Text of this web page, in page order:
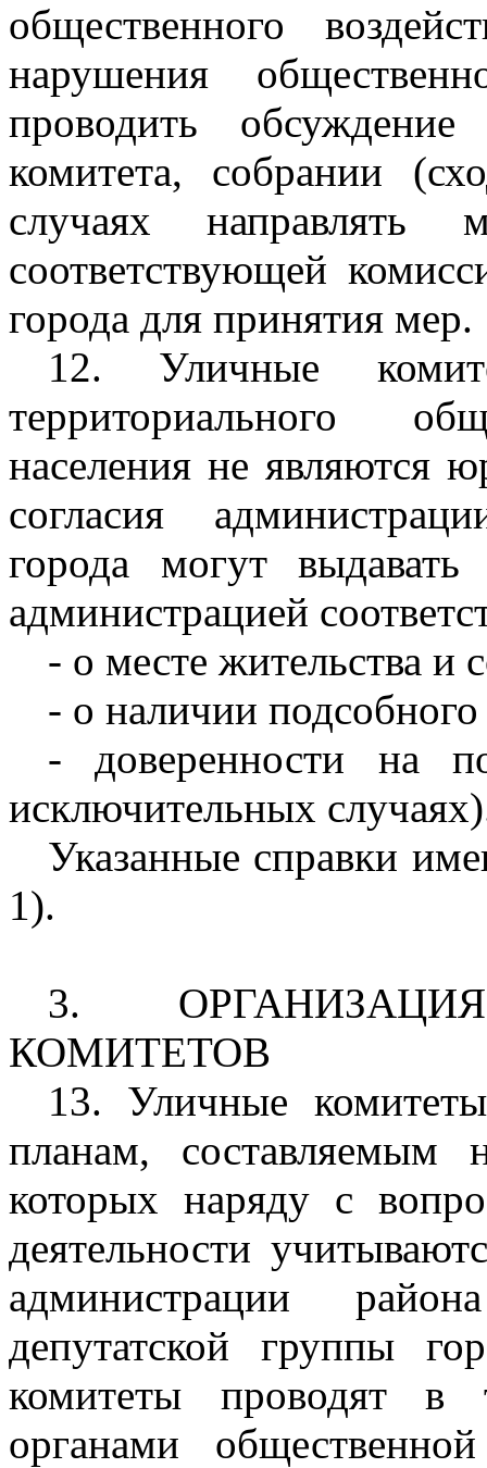
общественного
нарушения
проводить
комитета, собрании
случаях направлять
соответствующей
города для принятия мер.
12. Уличные
территориального
населения не являются
согласия
города могут выдавать
администрацией
- о месте жительства и
- о наличии
- доверенности на
исключительных
Указанные справки
1).
3.
КОМИТЕТОВ
13. Уличные
планам, составляемым
которых наряду с
деятельности
администрации
депутатской группы
комитеты проводят в
органами